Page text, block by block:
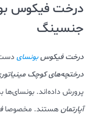
درخت فیکوس
جنسینگ
درخت فیکوسبونسای
درختچه‌های کوچک
پرورش داده‌اند.
آپارتمانهستند. مخصوصا